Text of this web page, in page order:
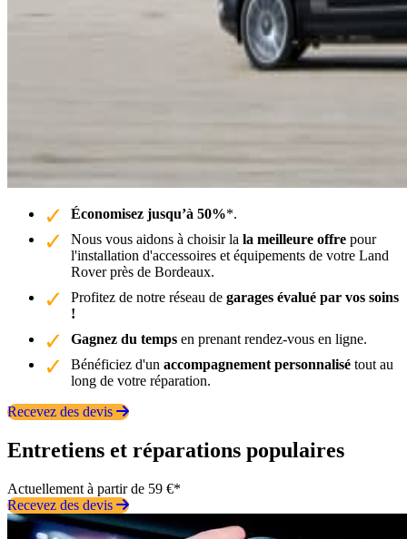
Économisez jusqu’à 50%*.
Nous vous aidons à choisir la la meilleure offre pour
l'installation d'accessoires et équipements de votre Land
Rover près de Bordeaux.
Profitez de notre réseau de garages évalué par vos soins
!
Gagnez du temps en prenant rendez-vous en ligne.
Bénéficiez d'un accompagnement personnalisé tout au
long de votre réparation.
Recevez des devis
Entretiens et réparations populaires
Actuellement à partir de 59 €*
Recevez des devis